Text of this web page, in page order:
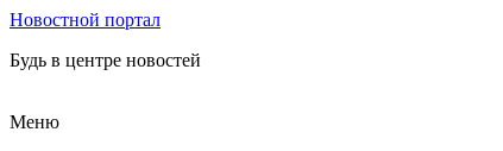
Новостной портал
Будь в центре новостей
Меню